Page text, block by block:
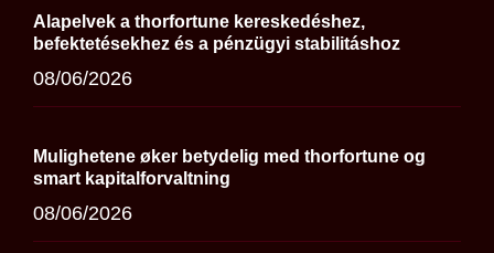
Alapelvek a thorfortune kereskedéshez,
befektetésekhez és a pénzügyi stabilitáshoz
08/06/2026
Mulighetene øker betydelig med thorfortune og
smart kapitalforvaltning
08/06/2026